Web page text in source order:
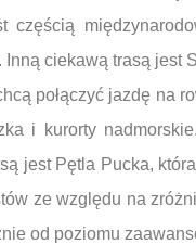
ciekawą trasą jest
połączyć jazdę na
i kurorty
jest Pętla Pucka,
ze względu na
od poziomu